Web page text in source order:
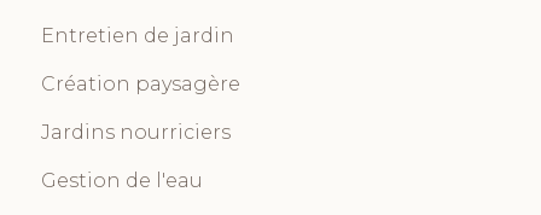
Entretien de jardin
Création paysagère
Jardins nourriciers
Gestion de l'eau